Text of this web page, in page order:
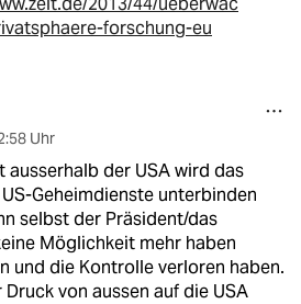
forschung-eu
Uhr
ausserhalb der USA wird das
Geheimdienste unterbinden
selbst der Präsident/das
Möglichkeit mehr haben
und die Kontrolle verloren haben.
Druck von aussen auf die USA